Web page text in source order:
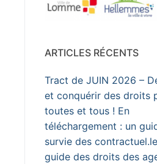
ARTICLES RÉCENTS
Tract de JUIN 2026 –
et conquérir des droits
toutes et tous ! En
téléchargement : un
survie des
guide des droits des